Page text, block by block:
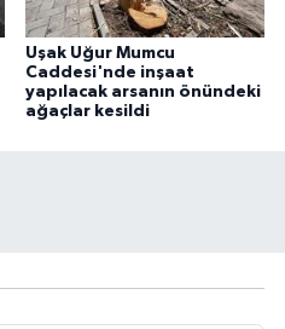
Uşak Uğur Mumcu
Caddesi'nde inşaat
yapılacak arsanın önündeki
ağaçlar kesildi